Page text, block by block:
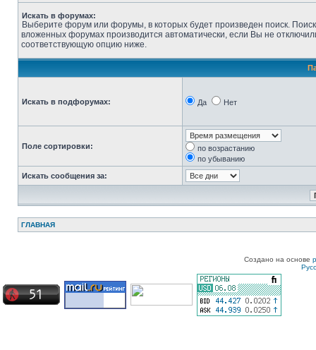
Искать в форумах:
Выберите форум или форумы, в которых будет произведен поиск.
вложенных форумах производится автоматически, если Вы не
соответствующую опцию ниже.
Искать в подфорумах: Да Нет
Поле сортировки:
по возрастанию
по убыванию
Искать сообщения за:
ГЛАВНАЯ
Создано на основе